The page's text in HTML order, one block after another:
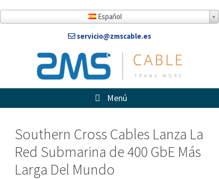
contenido
Español
servicio@zmscable.es
Menú
Southern Cross Cables Lanza La
Red Submarina de 400 GbE Más
Larga Del Mundo